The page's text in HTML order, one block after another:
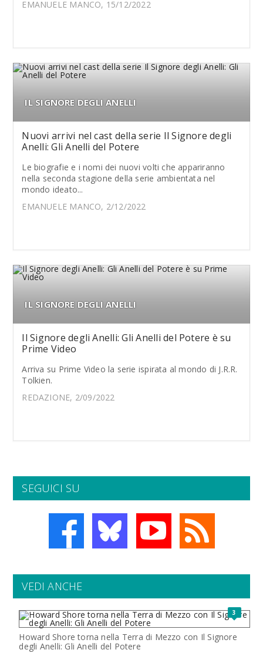
EMANUELE MANCO, 15/12/2022
IL SIGNORE DEGLI ANELLI
Nuovi arrivi nel cast della serie Il Signore degli
Anelli: Gli Anelli del Potere
Le biografie e i nomi dei nuovi volti che appariranno
nella seconda stagione della serie ambientata nel
mondo ideato...
EMANUELE MANCO, 2/12/2022
IL SIGNORE DEGLI ANELLI
Il Signore degli Anelli: Gli Anelli del Potere è su
Prime Video
Arriva su Prime Video la serie ispirata al mondo di J.R.R.
Tolkien.
REDAZIONE, 2/09/2022
SEGUICI SU
VEDI ANCHE
3
Howard Shore torna nella Terra di Mezzo con Il Signore
degli Anelli: Gli Anelli del Potere